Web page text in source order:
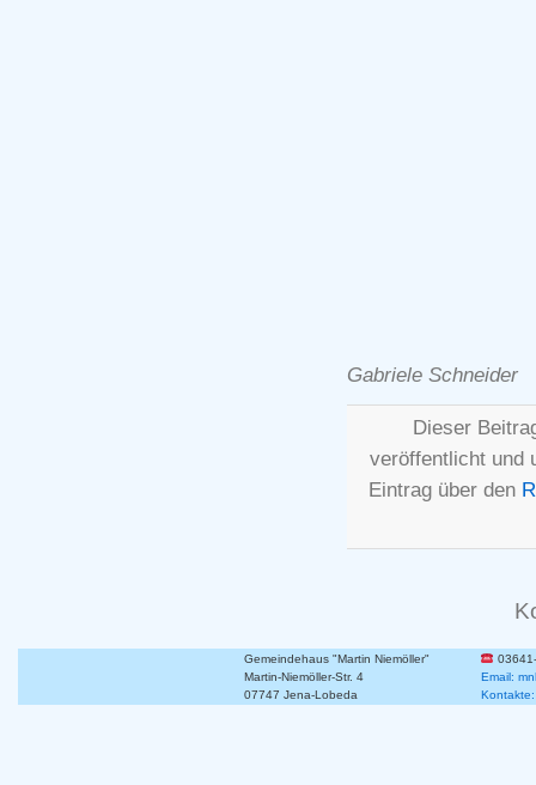
Gabriele Schneider
Dieser
veröffentlicht und
Eintrag über den
Gemeindehaus "Martin Niemöller"
Martin-Niemöller-Str. 4
Email:
07747 Jena-Lobeda